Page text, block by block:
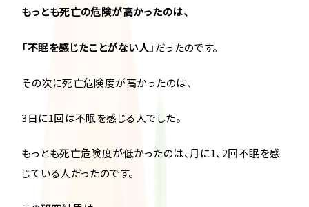
もっとも死亡の危険が高かったのは、
「不眠を感じたことがない人」だったのです。
その次に死亡危険度が高かったのは、
3日に1回は不眠を感じる人でした。
もっとも死亡危険度が低かったのは、月に1、2回不眠を感
じている人だったのです。